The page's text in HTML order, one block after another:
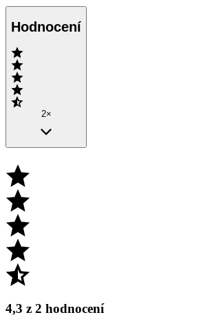
Hodnocení
2×
4,3 z 2 hodnocení